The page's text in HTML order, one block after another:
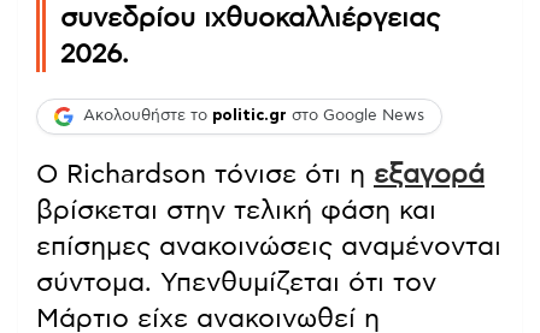
συνεδρίου ιχθυοκαλλιέργειας
2026.
Ακολουθήστε το politic.gr στο Google News
Ο Richardson τόνισε ότι η εξαγορά
βρίσκεται στην τελική φάση και
επίσημες ανακοινώσεις αναμένονται
σύντομα. Υπενθυμίζεται ότι τον
Μάρτιο είχε ανακοινωθεί η